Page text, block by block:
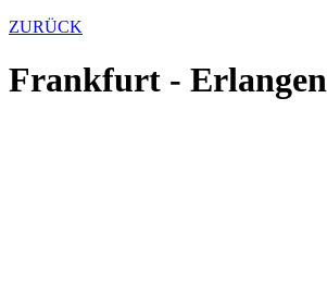
ZURÜCK
Frankfurt - Erlangen